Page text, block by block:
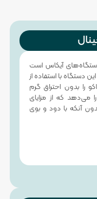
آیکاس است
دستگاه با استفاده از
را بدون احتراق گرم
می‌دهد که از مزایای
آنکه با دود و بوی